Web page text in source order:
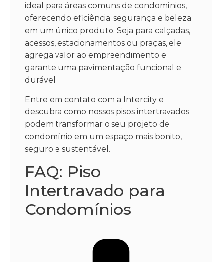
ideal para áreas comuns de condomínios,
oferecendo eficiência, segurança e beleza
em um único produto. Seja para calçadas,
acessos, estacionamentos ou praças, ele
agrega valor ao empreendimento e
garante uma pavimentação funcional e
durável.
Entre em contato com a Intercity e
descubra como nossos pisos intertravados
podem transformar o seu projeto de
condomínio em um espaço mais bonito,
seguro e sustentável.
FAQ: Piso
Intertravado para
Condomínios